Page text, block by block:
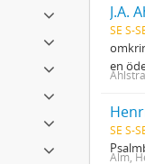
J.A.
SE S-
en
SE S-
Alm,